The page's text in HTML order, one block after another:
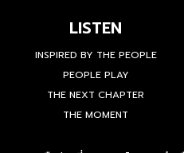
LISTEN
INSPIRED BY THE PEOPLE
PEOPLE PLAY
THE NEXT CHAPTER
THE MOMENT